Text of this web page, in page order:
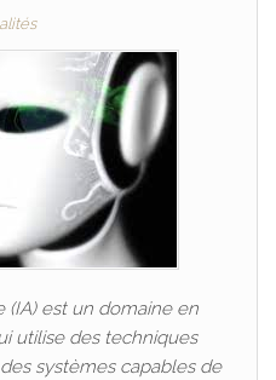
(IA) est un domaine en
utilise des techniques
systèmes capables de